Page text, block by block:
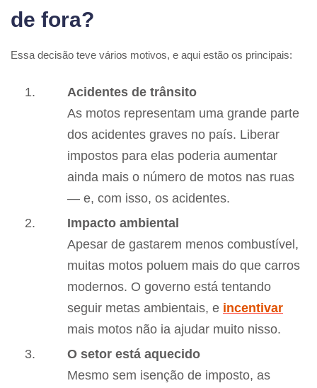
de fora?
Essa decisão teve vários motivos, e aqui estão os principais:
Acidentes de trânsito
As motos representam uma grande parte
dos acidentes graves no país. Liberar
impostos para elas poderia aumentar
ainda mais o número de motos nas ruas
— e, com isso, os acidentes.
Impacto ambiental
Apesar de gastarem menos combustível,
muitas motos poluem mais do que carros
modernos. O governo está tentando
seguir metas ambientais, e incentivar
mais motos não ia ajudar muito nisso.
O setor está aquecido
Mesmo sem isenção de imposto, as